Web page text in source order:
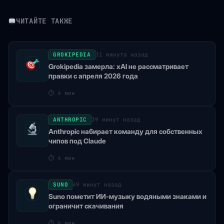
ЧИТАЙТЕ ТАКЖЕ
GROKIPEDIA 31 минута назад
Grokipedia замерла: xAI не рассматривает
правки с апреля 2026 года
⏱ 4 мин
ANTHROPIC 39 минут назад
Anthropic набирает команду для собственных
чипов под Claude
⏱ 4 мин
SUNO 49 минут назад
Suno пометит ИИ-музыку водяными знаками и
ограничит скачивания